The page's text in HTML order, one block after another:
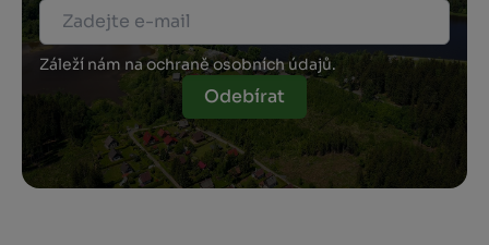
Záleží nám na ochraně osobních údajů.
Odebírat